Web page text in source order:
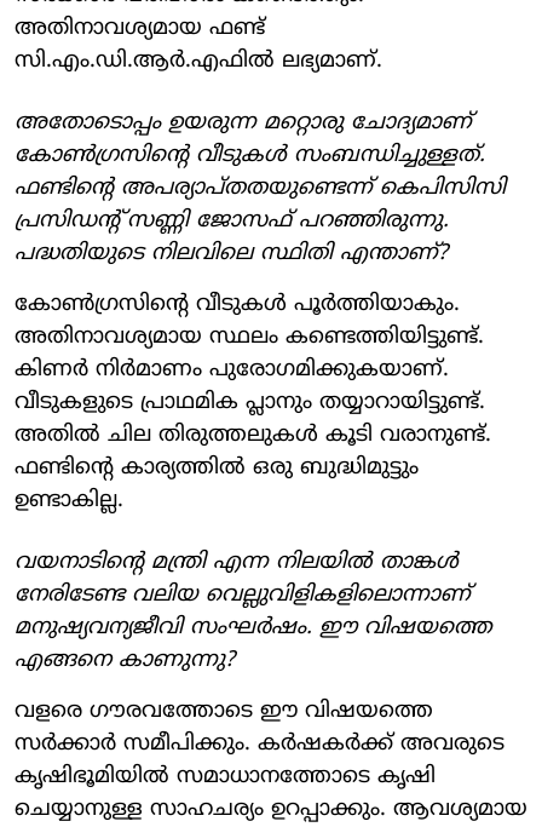
അതിനാവശ്യമായ ഫണ്ട്
സി.എം.ഡി.ആര്‍.എഫില്‍ ലഭ്യമാണ്.
അതോടൊപ്പം ഉയരുന്ന മറ്റൊരു ചോദ്യമാണ്
കോണ്‍ഗ്രസിന്റെ വീടുകള്‍ സംബന്ധിച്ചുള്ളത്.
ഫണ്ടിന്റെ അപര്യാപ്തതയുണ്ടെന്ന് കെപിസിസി
പ്രസിഡന്റ് സണ്ണി ജോസഫ് പറഞ്ഞിരുന്നു.
പദ്ധതിയുടെ നിലവിലെ സ്ഥിതി എന്താണ്?
കോണ്‍ഗ്രസിന്റെ വീടുകള്‍ പൂര്‍ത്തിയാകും.
അതിനാവശ്യമായ സ്ഥലം കണ്ടെത്തിയിട്ടുണ്ട്.
കിണര്‍ നിര്‍മാണം പുരോഗമിക്കുകയാണ്.
വീടുകളുടെ പ്രാഥമിക പ്ലാനും തയ്യാറായിട്ടുണ്ട്.
അതില്‍ ചില തിരുത്തലുകള്‍ കൂടി വരാനുണ്ട്.
ഫണ്ടിന്റെ കാര്യത്തില്‍ ഒരു ബുദ്ധിമുട്ടും
ഉണ്ടാകില്ല.
വയനാടിന്റെ മന്ത്രി എന്ന നിലയില്‍ താങ്കള്‍
നേരിടേണ്ട വലിയ വെല്ലുവിളികളിലൊന്നാണ്
മനുഷ്യവന്യജീവി സംഘര്‍ഷം. ഈ വിഷയത്തെ
എങ്ങനെ കാണുന്നു?
വളരെ ഗൗരവത്തോടെ ഈ വിഷയത്തെ
സര്‍ക്കാര്‍ സമീപിക്കും. കര്‍ഷകര്‍ക്ക് അവരുടെ
കൃഷിഭൂമിയില്‍ സമാധാനത്തോടെ കൃഷി
ചെയ്യാനുള്ള സാഹചര്യം ഉറപ്പാക്കും. ആവശ്യമായ